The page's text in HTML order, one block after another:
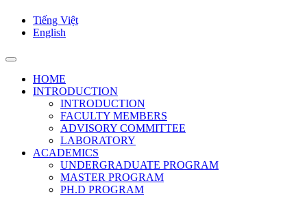
Tiếng Việt
English
HOME
INTRODUCTION
INTRODUCTION
FACULTY MEMBERS
ADVISORY COMMITTEE
LABORATORY
ACADEMICS
UNDERGRADUATE PROGRAM
MASTER PROGRAM
PH.D PROGRAM